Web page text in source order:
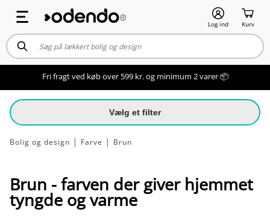
Log ind Kurv
Fri fragt ved køb over 599 kr. og minimum 2 varer 📦
Vælg et filter
Bolig og design Farve Brun
Brun - farven der giver hjemmet
tyngde og varme